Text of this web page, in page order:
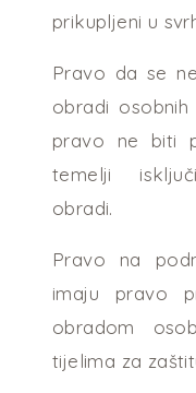
prikupljeni u
Pravo da se
obradi
pravo ne biti
temelji
obradi.
Pravo na
imaju pravo
obradom
tijelima za